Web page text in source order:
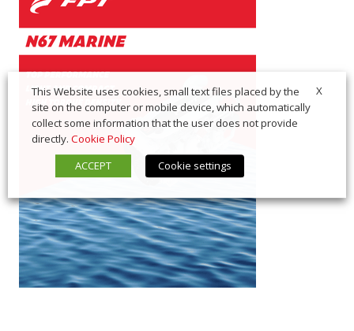
X
This Website uses cookies, small text files placed by the
site on the computer or mobile device, which automatically
collect some information that the user does not provide
directly. Cookie Policy
ACCEPT
Cookie settings